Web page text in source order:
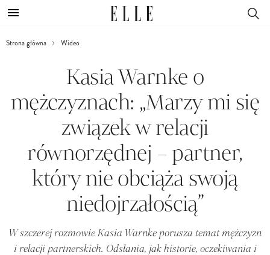
Strona główna Wideo
Kasia Warnke o
mężczyznach: „Marzy mi się
związek w relacji
równorzędnej – partner,
który nie obciąża swoją
niedojrzałością”
W szczerej rozmowie Kasia Warnke porusza temat mężczyzn
i relacji partnerskich. Odsłania, jak historie, oczekiwania i